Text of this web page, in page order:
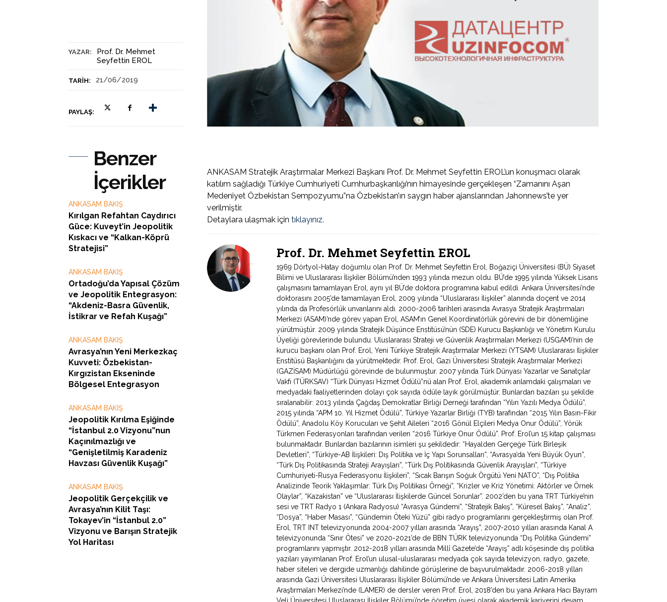
YAZAR:
Prof. Dr. Mehmet
Seyfettin EROL
TARIH: 21/06/2019
PAYLAŞ:
Benzer
İçerikler
ANKASAM BAKIŞ
Kırılgan Refahtan Caydırıcı
Güce: Kuveyt’in Jeopolitik
Kıskacı ve “Kalkan-Köprü
Stratejisi”
ANKASAM BAKIŞ
Ortadoğu’da Yapısal Çözüm
ve Jeopolitik Entegrasyon:
“Akdeniz-Basra Güvenlik,
İstikrar ve Refah Kuşağı”
ANKASAM BAKIŞ
Avrasya’nın Yeni Merkezkaç
Kuvveti: Özbekistan-
Kırgızistan Ekseninde
Bölgesel Entegrasyon
ANKASAM BAKIŞ
Jeopolitik Kırılma Eşiğinde
“İstanbul 2.0 Vizyonu”nun
Kaçınılmazlığı ve
“Genişletilmiş Karadeniz
Havzası Güvenlik Kuşağı”
ANKASAM BAKIŞ
Jeopolitik Gerçekçilik ve
Avrasya’nın Kilit Taşı:
Tokayev’in “İstanbul 2.0”
Vizyonu ve Barışın Stratejik
Yol Haritası
ANKASAM Stratejik Araştırmalar Merkezi Başkanı Prof. Dr. Mehmet Seyfettin EROL’un konuşmacı olarak
katılım sağladığı Türkiye Cumhuriyeti Cumhurbaşkanlığı’nın himayesinde gerçekleşen “Zamanını Aşan
Medeniyet Özbekistan Sempozyumu”na Özbekistan’ın saygın haber ajanslarından Jahonnews’te yer
verilmiştir.
Detaylara ulaşmak için tıklayınız.
Prof. Dr. Mehmet Seyfettin EROL
1969 Dörtyol-Hatay doğumlu olan Prof. Dr. Mehmet Seyfettin Erol, Boğaziçi Üniversitesi (BÜ) Siyaset
Bilimi ve Uluslararası İlişkiler Bölümü’nden 1993 yılında mezun oldu. BÜ’de 1995 yılında Yüksek Lisans
çalışmasını tamamlayan Erol, aynı yıl BÜ’de doktora programına kabul edildi. Ankara Üniversitesi’nde
doktorasını 2005’de tamamlayan Erol, 2009 yılında “Uluslararası İlişkiler” alanında doçent ve 2014
yılında da Profesörlük unvanlarını aldı. 2000-2006 tarihleri arasında Avrasya Stratejik Araştırmaları
Merkezi (ASAM)’nde görev yapan Erol, ASAM’ın Genel Koordinatörlük görevini de bir dönemliğine
yürütmüştür. 2009 yılında Stratejik Düşünce Enstitüsü’nün (SDE) Kurucu Başkanlığı ve Yönetim Kurulu
Üyeliği görevlerinde bulundu. Uluslararası Strateji ve Güvenlik Araştırmaları Merkezi (USGAM)’nin de
kurucu başkanı olan Prof. Erol, Yeni Türkiye Stratejik Araştırmalar Merkezi (YTSAM) Uluslararası İlişkiler
Enstitüsü Başkanlığını da yürütmektedir. Prof. Erol, Gazi Üniversitesi Stratejik Araştırmalar Merkezi
(GAZİSAM) Müdürlüğü görevinde de bulunmuştur. 2007 yılında Türk Dünyası Yazarlar ve Sanatçılar
Vakfı (TÜRKSAV) “Türk Dünyası Hizmet Ödülü”nü alan Prof. Erol, akademik anlamdaki çalışmaları ve
medyadaki faaliyetlerinden dolayı çok sayıda ödüle layık görülmüştür. Bunlardan bazıları şu şekilde
sıralanabilir: 2013 yılında Çağdaş Demokratlar Birliği Derneği tarafından “Yılın Yazılı Medya Ödülü”,
2015 yılında “APM 10. Yıl Hizmet Ödülü”, Türkiye Yazarlar Birliği (TYB) tarafından “2015 Yılın Basın-Fikir
Ödülü”, Anadolu Köy Korucuları ve Şehit Aileleri “2016 Gönül Elçileri Medya Onur Ödülü”, Yörük
Türkmen Federasyonları tarafından verilen “2016 Türkiye Onur Ödülü”. Prof. Erol’un 15 kitap çalışması
bulunmaktadır. Bunlardan bazılarının isimleri şu şekildedir: “Hayalden Gerçeğe Türk Birleşik
Devletleri”, “Türkiye-AB İlişkileri: Dış Politika ve İç Yapı Sorunsalları”, “Avrasya’da Yeni Büyük Oyun”,
“Türk Dış Politikasında Strateji Arayışları”, “Türk Dış Politikasında Güvenlik Arayışları”, “Türkiye
Cumhuriyeti-Rusya Federasyonu İlişkileri”, “Sıcak Barışın Soğuk Örgütü Yeni NATO”, “Dış Politika
Analizinde Teorik Yaklaşımlar: Türk Dış Politikası Örneği”, “Krizler ve Kriz Yönetimi: Aktörler ve Örnek
Olaylar”, “Kazakistan” ve “Uluslararası İlişkilerde Güncel Sorunlar”. 2002’den bu yana TRT Türkiye’nin
sesi ve TRT Radyo 1 (Ankara Radyosu) “Avrasya Gündemi”, “Stratejik Bakış”, “Küresel Bakış”, “Analiz”,
“Dosya”, “Haber Masası”, “Gündemin Öteki Yüzü” gibi radyo programlarını gerçekleştirmiş olan Prof.
Erol, TRT INT televizyonunda 2004-2007 yılları arasında “Arayış”, 2007-2010 yılları arasında Kanal A
televizyonunda “Sınır Ötesi” ve 2020-2021’de de BBN TÜRK televizyonunda “Dış Politika Gündemi”
programlarını yapmıştır. 2012-2018 yılları arasında Millî Gazete’de “Arayış” adlı köşesinde dış politika
yazıları yayımlanan Prof. Erol’un ulusal-uluslararası medyada çok sayıda televizyon, radyo, gazete,
haber siteleri ve dergide uzmanlığı dahilinde görüşlerine de başvurulmaktadır. 2006-2018 yılları
arasında Gazi Üniversitesi Uluslararası İlişkiler Bölümü’nde ve Ankara Üniversitesi Latin Amerika
Araştırmaları Merkezi’nde (LAMER) de dersler veren Prof. Erol, 2018’den bu yana Ankara Hacı Bayram